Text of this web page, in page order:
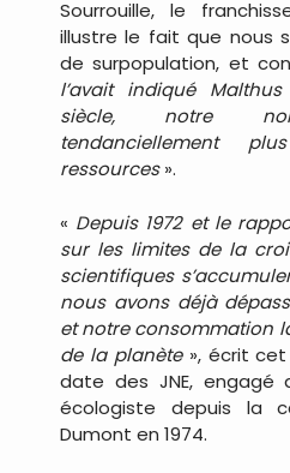
Sourrouille, le
illustre le fait que nous
de surpopulation, et
l’avait indiqué
siècle, notre
tendanciellement
ressources».
« Depuis 1972 et le
sur les limites de la
scientifiques
nous avons déjà
et notre consommation
de la planète», écrit cet
date des JNE, engagé
écologiste depuis la
Dumont en 1974.